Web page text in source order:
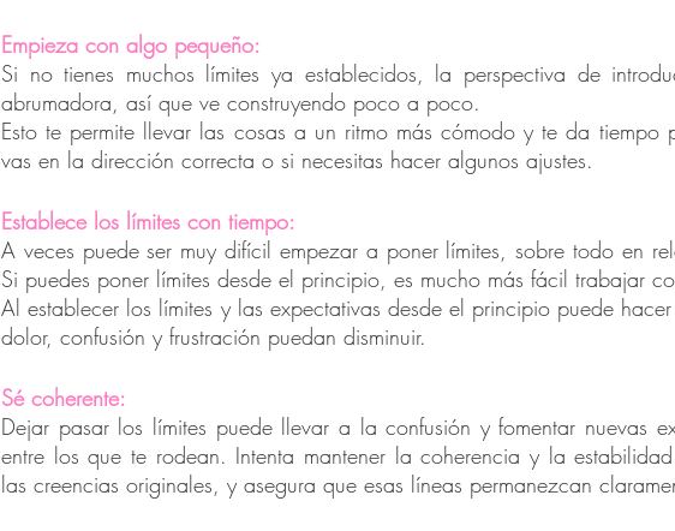
Empieza con algo pequeño:
Si no tienes muchos límites ya establecidos, la perspectiva de
abrumadora, así que ve construyendo poco a poco.
Esto te permite llevar las cosas a un ritmo más cómodo y te da tiempo
vas en la dirección correcta o si necesitas hacer algunos ajustes.
Establece los límites con tiempo:
A veces puede ser muy difícil empezar a poner límites, sobre todo en
Si puedes poner límites desde el principio, es mucho más fácil trabajar
Al establecer los límites y las expectativas desde el principio puede
dolor, confusión y frustración puedan disminuir.
Sé coherente:
Dejar pasar los límites puede llevar a la confusión y fomentar nuevas
entre los que te rodean. Intenta mantener la coherencia y la
las creencias originales, y asegura que esas líneas permanezcan